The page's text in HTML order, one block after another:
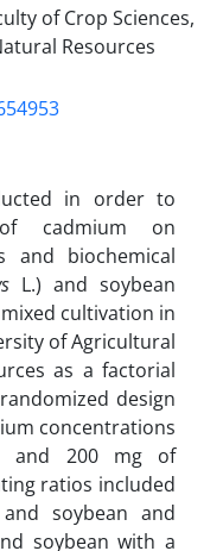
of Crop Sciences,
Resources
in order to
cadmium on
and biochemical
L.) and soybean
cultivation in
of Agricultural
as a factorial
design
concentrations
and 200 mg of
ratios included
soybean and
soybean with a